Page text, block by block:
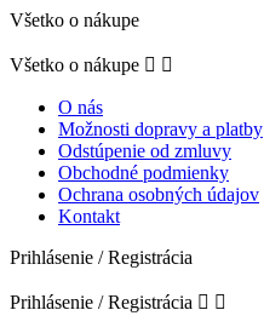
Všetko o nákupe
Všetko o nákupe  
O nás
Možnosti dopravy a platby
Odstúpenie od zmluvy
Obchodné podmienky
Ochrana osobných údajov
Kontakt
Prihlásenie / Registrácia
Prihlásenie / Registrácia  